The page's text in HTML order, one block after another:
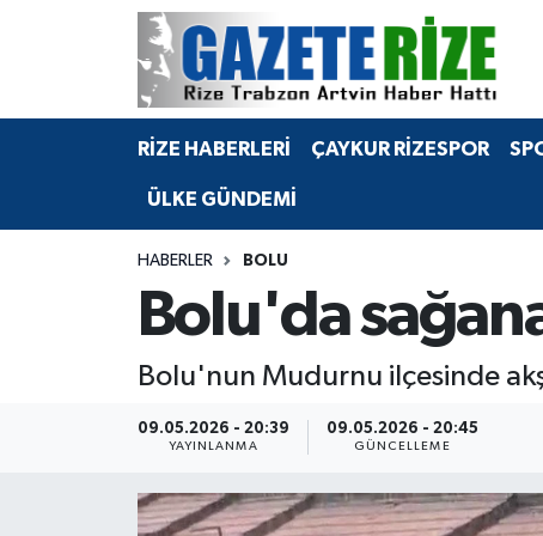
RİZE HABERLERİ ÇAYKUR RİZESPOR
ÜLKE GÜNDEMİ
HABERLER BOLU
Bolu'da
Bolu'nun Mudurnu ilçesinde
09.05.2026 - 20:39
YAYINLANMA
09.05.2026 - 20:45
GÜNCELLEME
BÖLGEMİZ
Bilim Teknoloji
Advertising news
Canlı Maç
Merkez Nöbetçi Eczaneler
Merkez Hava Durumu
Merkez Trafik Yoğunluk Haritası
Tüm Manşetler
Haber Arşivi